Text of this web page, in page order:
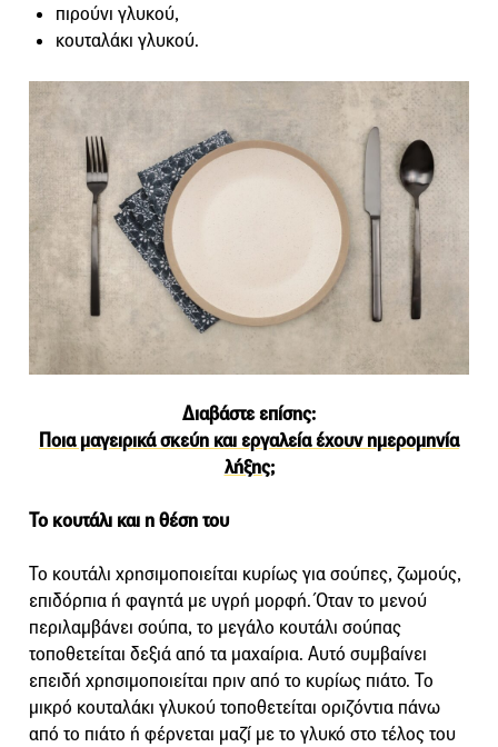
πιρούνι γλυκού,
κουταλάκι γλυκού.
Διαβάστε επίσης:
Ποια μαγειρικά σκεύη και εργαλεία έχουν ημερομηνία
λήξης;
Το κουτάλι και η θέση του
Το κουτάλι χρησιμοποιείται κυρίως για σούπες, ζωμούς,
επιδόρπια ή φαγητά με υγρή μορφή. Όταν το μενού
περιλαμβάνει σούπα, το μεγάλο κουτάλι σούπας
τοποθετείται δεξιά από τα μαχαίρια. Αυτό συμβαίνει
επειδή χρησιμοποιείται πριν από το κυρίως πιάτο. Το
μικρό κουταλάκι γλυκού τοποθετείται οριζόντια πάνω
από το πιάτο ή φέρνεται μαζί με το γλυκό στο τέλος του